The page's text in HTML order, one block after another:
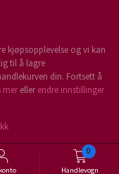
Handlevogn
0
kjøpsopplevelse og vi kan
til å lagre
din. Fortsett å
mer ellerendre innstillinger